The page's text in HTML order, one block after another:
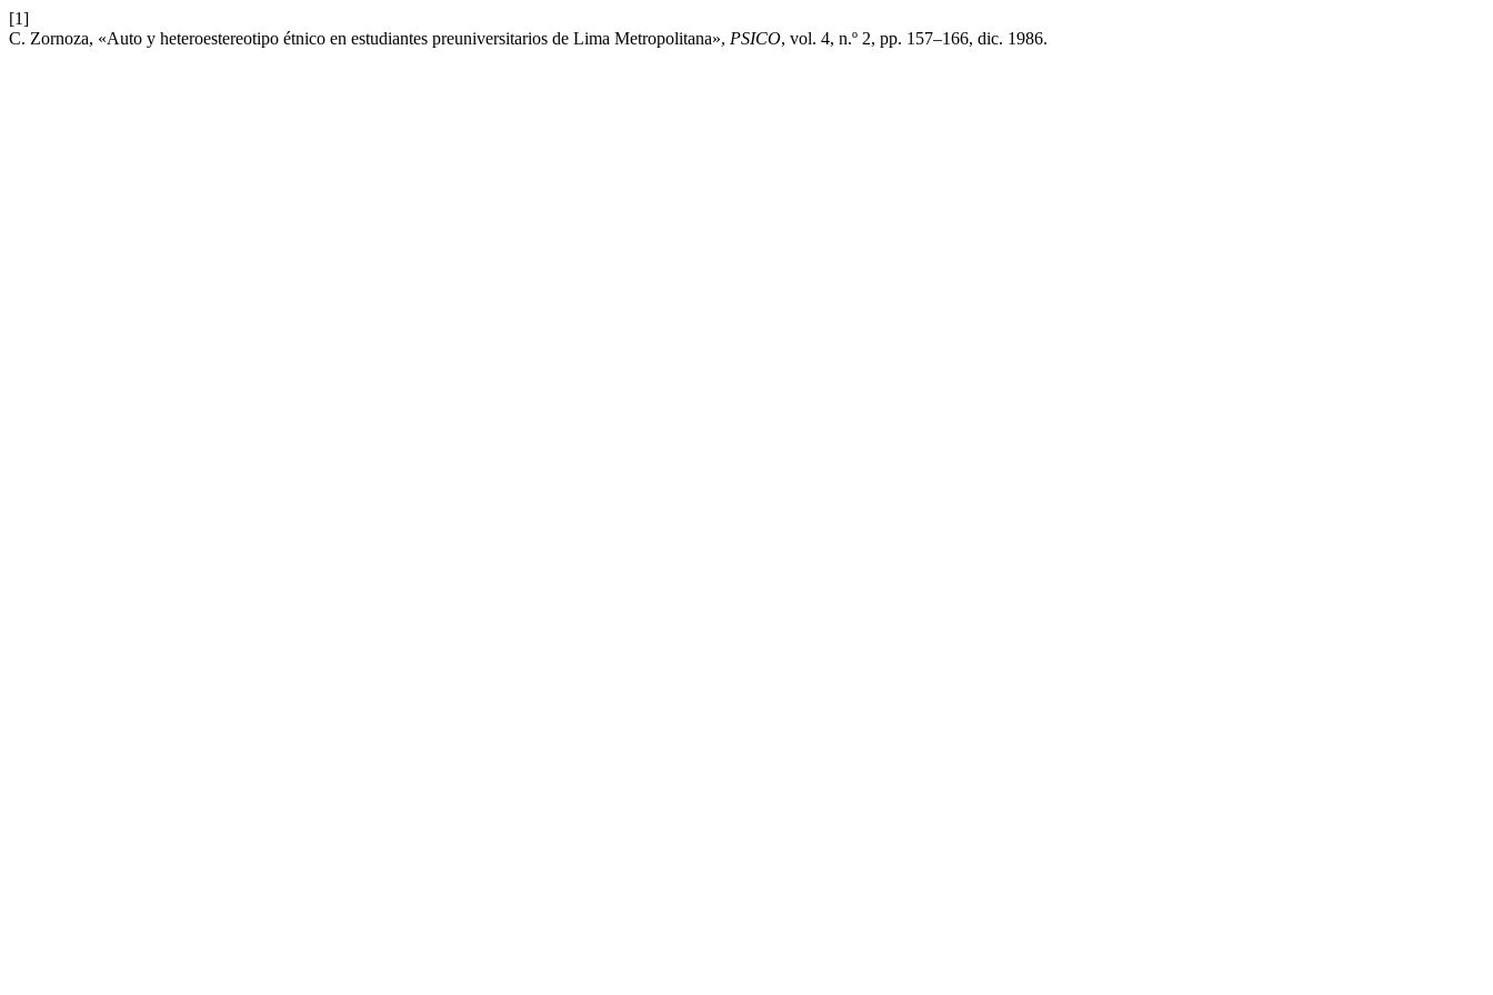
[1]
C. Zornoza, «Auto y heteroestereotipo étnico en estudiantes preuniversitarios de Lima Metropolitana», PSICO, vol. 4, n.º 2, pp. 157–166, dic. 1986.